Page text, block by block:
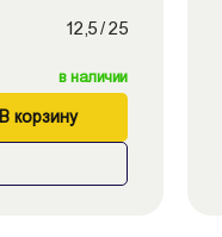
12,5 / 25
в наличии
В корзину